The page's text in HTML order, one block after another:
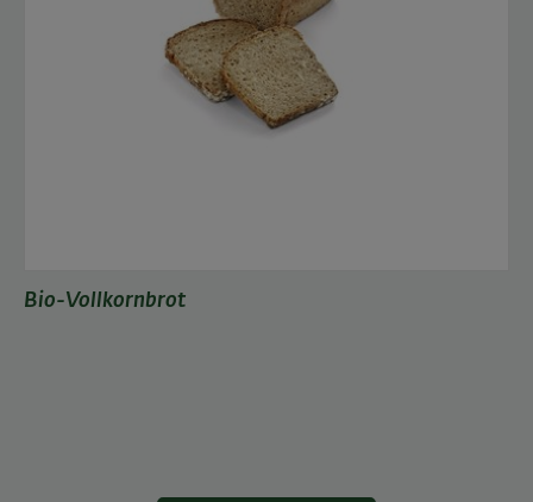
Bio-Vollkornbrot